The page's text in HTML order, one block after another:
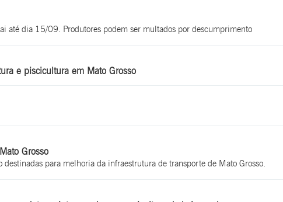
até dia 15/09. Produtores podem ser multados por descumprimento
e piscicultura em Mato Grosso
Grosso
para melhoria da infraestrutura de transporte de Mato Grosso.